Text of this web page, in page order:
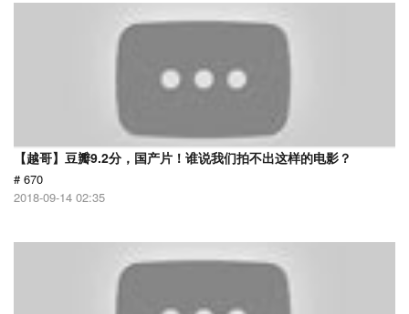
【越哥】豆瓣9.2分，国产片！谁说我们拍不出这样的电影？
# 670
2018-09-14 02:35